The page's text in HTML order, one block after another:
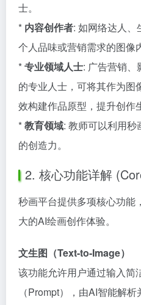
士。
* 内容创作者: 如网络达人
个人品味或营销需求的图像
*专业领域人士: 广告营销
的专业人士，可将其作为图
效构建作品原型，提升创作
*教育领域: 教师可以利用
的创造力。
2. 核心功能详解
秒画平台提供多项核心功能
大的AI绘画创作体验。
文生图（Text-to-Image）
该功能允许用户通过输入简
（Prompt），由AI智能解